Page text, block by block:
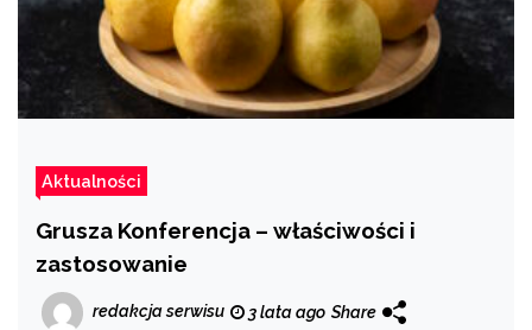
Aktualności
Grusza Konferencja – właściwości i
zastosowanie
redakcja serwisu 3 lata ago Share